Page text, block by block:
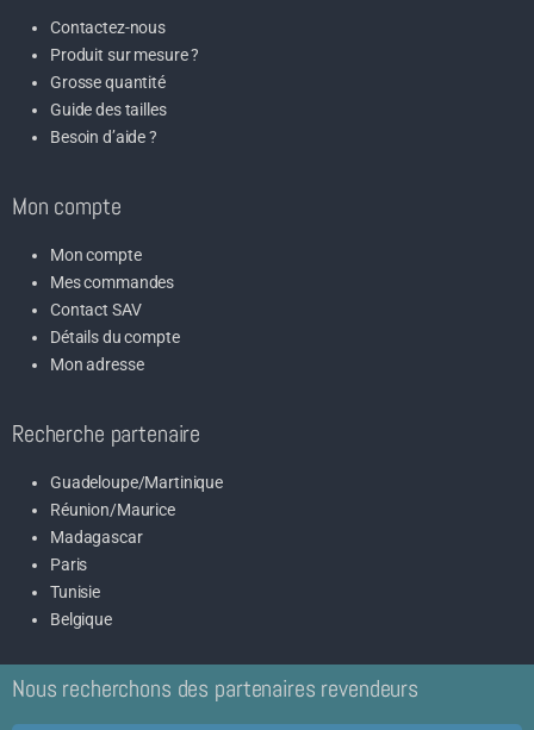
Contactez-nous
Produit sur mesure ?
Grosse quantité
Guide des tailles
Besoin d’aide ?
Mon compte
Mon compte
Mes commandes
Contact SAV
Détails du compte
Mon adresse
Recherche partenaire
Guadeloupe/Martinique
Réunion/Maurice
Madagascar
Paris
Tunisie
Belgique
Nous recherchons des partenaires revendeurs